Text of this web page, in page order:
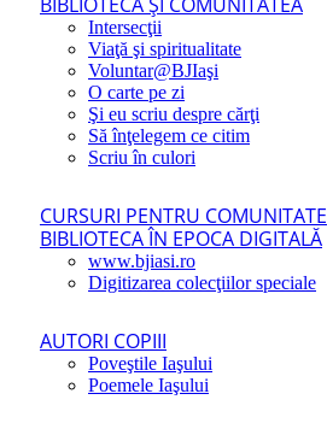
Intersecţii
Viaţă şi spiritualitate
Voluntar@BJIaşi
O carte pe zi
Şi eu scriu despre cărţi
Să înţelegem ce citim
Scriu în culori
CURSURI PENTRU COMUNITATE
BIBLIOTECA ÎN EPOCA DIGITALĂ
www.bjiasi.ro
Digitizarea colecţiilor speciale
AUTORI COPIII
Poveştile Iaşului
Poemele Iaşului